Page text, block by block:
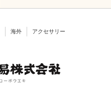
海外 アクセサリー